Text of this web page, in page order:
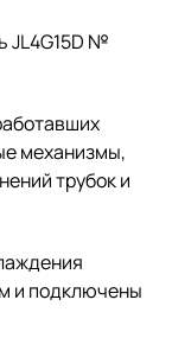
JL4G15D №
механизмы,
трубок и
и подключены